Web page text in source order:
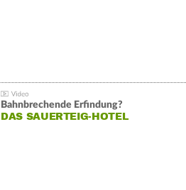
Bahnbrechende Erfindung?
DAS SAUERTEIG-HOTEL